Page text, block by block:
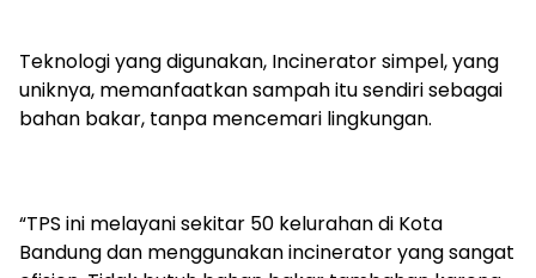
Teknologi yang digunakan, Incinerator simpel, yang
uniknya, memanfaatkan sampah itu sendiri sebagai
bahan bakar, tanpa mencemari lingkungan.
“TPS ini melayani sekitar 50 kelurahan di Kota
Bandung dan menggunakan incinerator yang sangat